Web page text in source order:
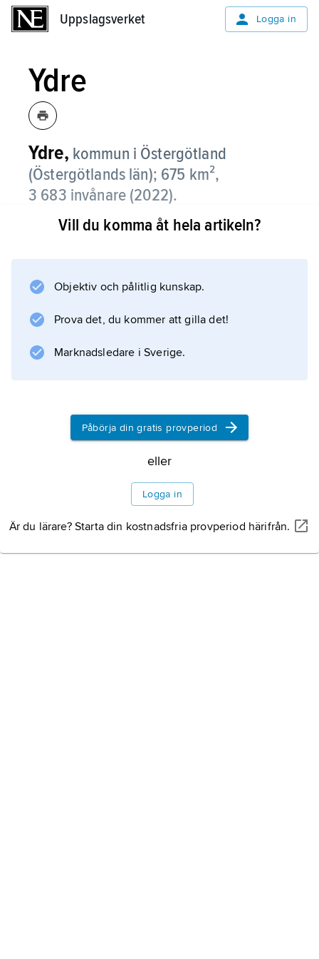
Uppslagsverket Logga in
Ydre
Ydre, kommun i Östergötland
(Östergötlands län); 675 km²,
3 683 invånare (2022).
Ydre genomkorsas av länsväg 134. Centralort
Natur
Befolkning
Ortnamnet
Information om artikeln
Vill du komma åt hela artikeln?
Objektiv och pålitlig kunskap.
Prova det, du kommer att gilla det!
Marknadsledare i Sverige.
Påbörja din gratis provperiod
eller
Logga in
Är du lärare? Starta din kostnadsfria provperiod härifrån.